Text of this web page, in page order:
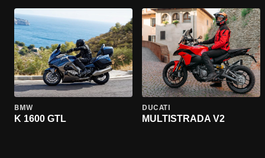
BMW
K 1600 GTL
DUCATI
MULTISTRADA V2